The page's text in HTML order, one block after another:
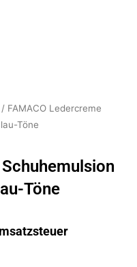
/ FAMACO Ledercreme
Töne
Töne